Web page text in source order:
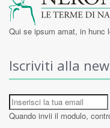
Qui se ipsum amat, in hunc
Iscriviti alla
Quando invii il modulo,